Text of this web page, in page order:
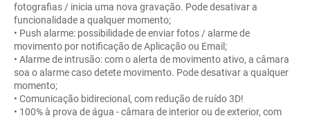
fotografias / inicia uma nova gravação. Pode desativar a
funcionalidade a qualquer momento;
• Push alarme: possibilidade de enviar fotos / alarme de
movimento por notificação de Aplicação ou Email;
• Alarme de intrusão: com o alerta de movimento ativo, a câmara
soa o alarme caso detete movimento. Pode desativar a qualquer
momento;
• Comunicação bidirecional, com redução de ruído 3D!
• 100% à prova de água - câmara de interior ou de exterior, com